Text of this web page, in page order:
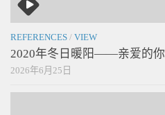
REFERENCES / VIEW
2020年冬日暖阳——亲爱的你
2026年6月25日